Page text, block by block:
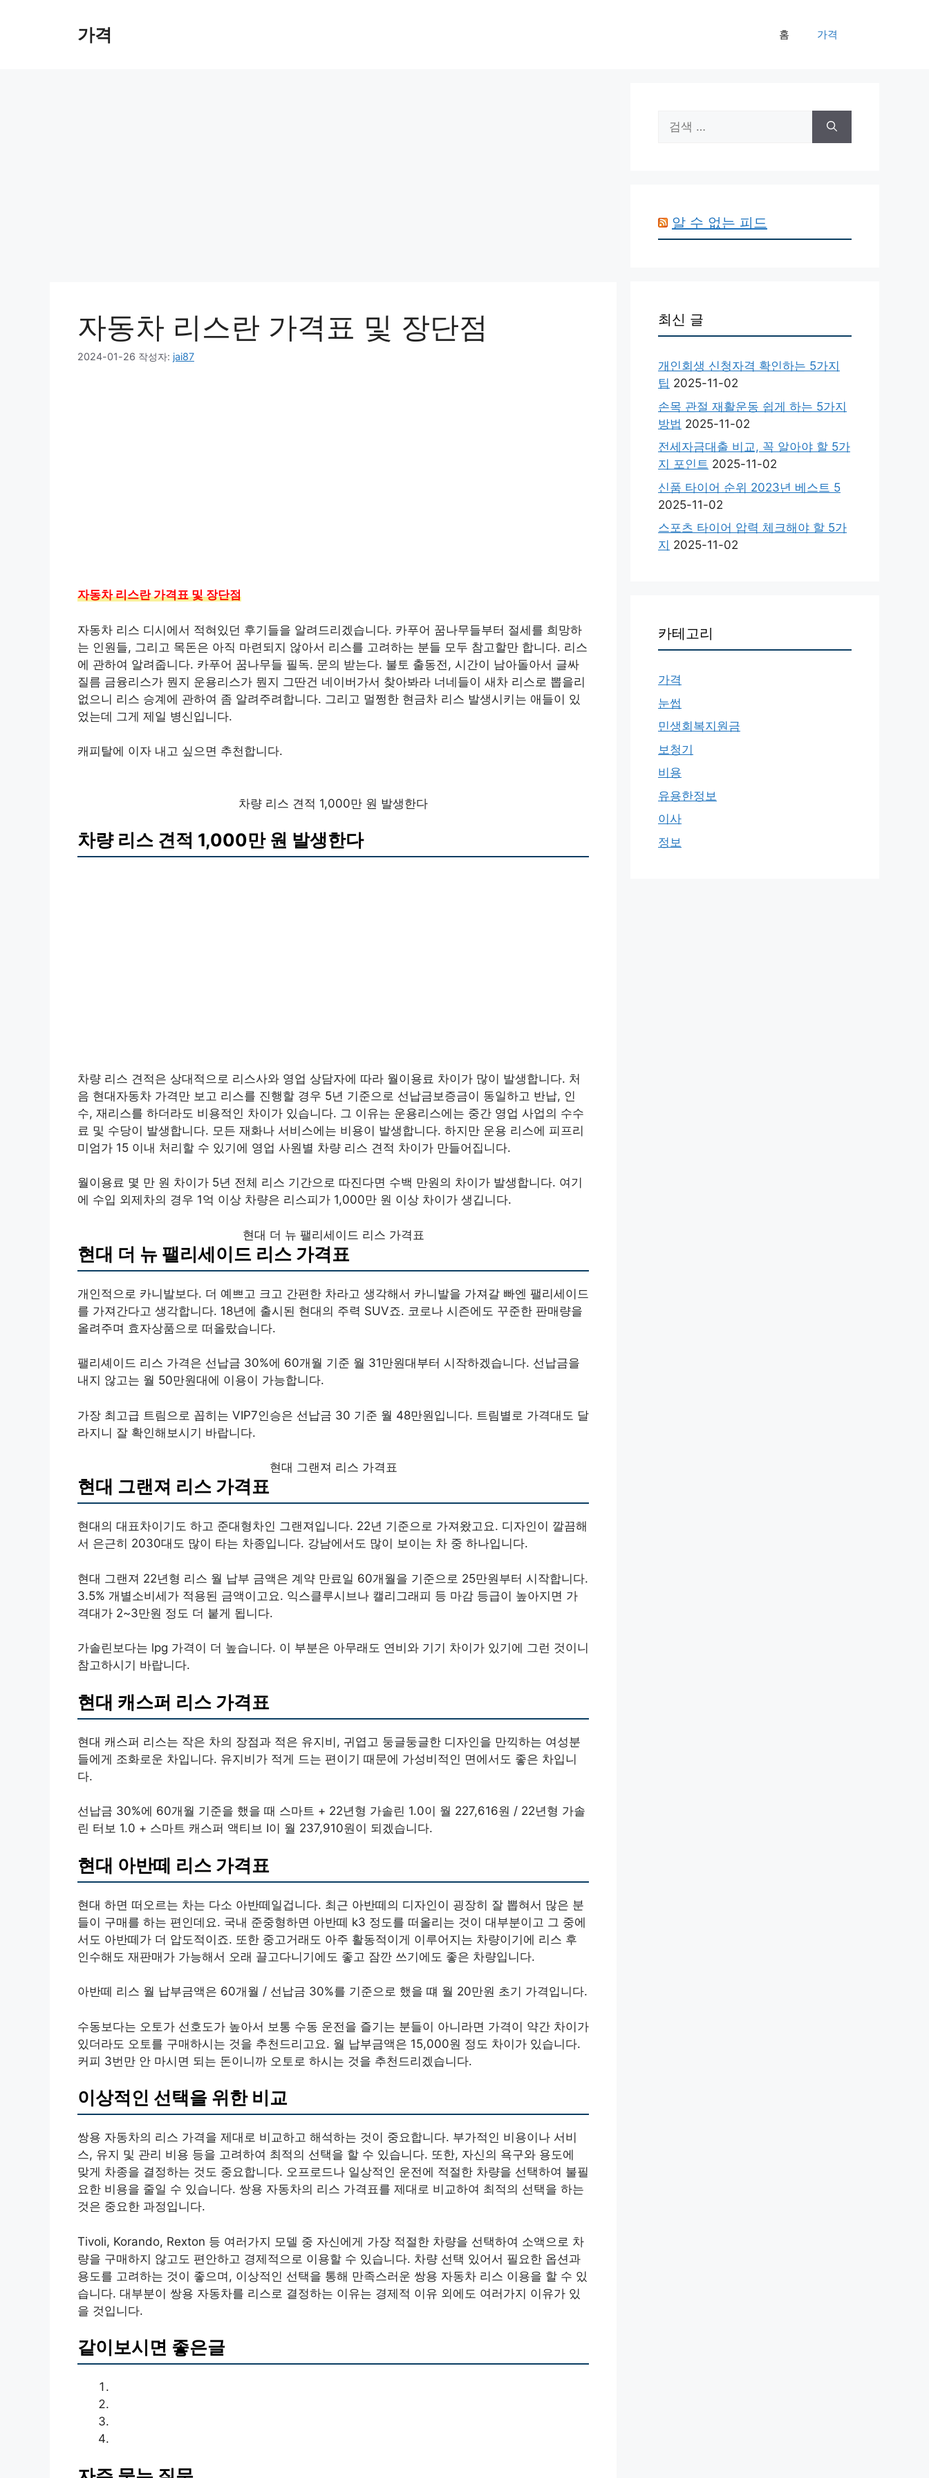
가격 홈 가격
자동차 리스란 가격표 및 장단점
2024-01-26 작성자: jai87
자동차 리스란 가격표 및 장단점
자동차 리스 디시에서 적혀있던 후기들을 알려드리겠습니다. 카푸어 꿈나무들부터 절세를 희망하
는 인원들, 그리고 목돈은 아직 마련되지 않아서 리스를 고려하는 분들 모두 참고할만 합니다. 리스
에 관하여 알려줍니다. 카푸어 꿈나무들 필독. 문의 받는다. 불토 출동전, 시간이 남아돌아서 글싸
질름 금융리스가 뭔지 운용리스가 뭔지 그딴건 네이버가서 찾아봐라 너네들이 새차 리스로 뽑을리
없으니 리스 승계에 관하여 좀 알려주려합니다. 그리고 멀쩡한 현금차 리스 발생시키는 애들이 있
었는데 그게 제일 병신입니다.
캐피탈에 이자 내고 싶으면 추천합니다.
차량 리스 견적 1,000만 원 발생한다
차량 리스 견적 1,000만 원 발생한다
차량 리스 견적은 상대적으로 리스사와 영업 상담자에 따라 월이용료 차이가 많이 발생합니다. 처
음 현대자동차 가격만 보고 리스를 진행할 경우 5년 기준으로 선납금보증금이 동일하고 반납, 인
수, 재리스를 하더라도 비용적인 차이가 있습니다. 그 이유는 운용리스에는 중간 영업 사업의 수수
료 및 수당이 발생합니다. 모든 재화나 서비스에는 비용이 발생합니다. 하지만 운용 리스에 피프리
미엄가 15 이내 처리할 수 있기에 영업 사원별 차량 리스 견적 차이가 만들어집니다.
월이용료 몇 만 원 차이가 5년 전체 리스 기간으로 따진다면 수백 만원의 차이가 발생합니다. 여기
에 수입 외제차의 경우 1억 이상 차량은 리스피가 1,000만 원 이상 차이가 생깁니다.
현대 더 뉴 팰리세이드 리스 가격표
현대 더 뉴 팰리세이드 리스 가격표
개인적으로 카니발보다. 더 예쁘고 크고 간편한 차라고 생각해서 카니발을 가져갈 빠엔 팰리세이드
를 가져간다고 생각합니다. 18년에 출시된 현대의 주력 SUV죠. 코로나 시즌에도 꾸준한 판매량을
올려주며 효자상품으로 떠올랐습니다.
팰리셰이드 리스 가격은 선납금 30%에 60개월 기준 월 31만원대부터 시작하겠습니다. 선납금을
내지 않고는 월 50만원대에 이용이 가능합니다.
가장 최고급 트림으로 꼽히는 VIP7인승은 선납금 30 기준 월 48만원입니다. 트림별로 가격대도 달
라지니 잘 확인해보시기 바랍니다.
현대 그랜져 리스 가격표
현대 그랜져 리스 가격표
현대의 대표차이기도 하고 준대형차인 그랜져입니다. 22년 기준으로 가져왔고요. 디자인이 깔끔해
서 은근히 2030대도 많이 타는 차종입니다. 강남에서도 많이 보이는 차 중 하나입니다.
현대 그랜져 22년형 리스 월 납부 금액은 계약 만료일 60개월을 기준으로 25만원부터 시작합니다.
3.5% 개별소비세가 적용된 금액이고요. 익스클루시브나 캘리그래피 등 마감 등급이 높아지면 가
격대가 2~3만원 정도 더 붙게 됩니다.
가솔린보다는 lpg 가격이 더 높습니다. 이 부분은 아무래도 연비와 기기 차이가 있기에 그런 것이니
참고하시기 바랍니다.
현대 캐스퍼 리스 가격표
현대 캐스퍼 리스는 작은 차의 장점과 적은 유지비, 귀엽고 둥글둥글한 디자인을 만끽하는 여성분
들에게 조화로운 차입니다. 유지비가 적게 드는 편이기 때문에 가성비적인 면에서도 좋은 차입니
다.
선납금 30%에 60개월 기준을 했을 때 스마트 + 22년형 가솔린 1.0이 월 227,616원 / 22년형 가솔
린 터보 1.0 + 스마트 캐스퍼 액티브 I이 월 237,910원이 되겠습니다.
현대 아반떼 리스 가격표
현대 하면 떠오르는 차는 다소 아반떼일겁니다. 최근 아반떼의 디자인이 굉장히 잘 뽑혀서 많은 분
들이 구매를 하는 편인데요. 국내 준중형하면 아반떼 k3 정도를 떠올리는 것이 대부분이고 그 중에
서도 아반떼가 더 압도적이죠. 또한 중고거래도 아주 활동적이게 이루어지는 차량이기에 리스 후
인수해도 재판매가 가능해서 오래 끌고다니기에도 좋고 잠깐 쓰기에도 좋은 차량입니다.
아반떼 리스 월 납부금액은 60개월 / 선납금 30%를 기준으로 했을 떄 월 20만원 초기 가격입니다.
수동보다는 오토가 선호도가 높아서 보통 수동 운전을 즐기는 분들이 아니라면 가격이 약간 차이가
있더라도 오토를 구매하시는 것을 추천드리고요. 월 납부금액은 15,000원 정도 차이가 있습니다.
커피 3번만 안 마시면 되는 돈이니까 오토로 하시는 것을 추천드리겠습니다.
이상적인 선택을 위한 비교
쌍용 자동차의 리스 가격을 제대로 비교하고 해석하는 것이 중요합니다. 부가적인 비용이나 서비
스, 유지 및 관리 비용 등을 고려하여 최적의 선택을 할 수 있습니다. 또한, 자신의 욕구와 용도에
맞게 차종을 결정하는 것도 중요합니다. 오프로드나 일상적인 운전에 적절한 차량을 선택하여 불필
요한 비용을 줄일 수 있습니다. 쌍용 자동차의 리스 가격표를 제대로 비교하여 최적의 선택을 하는
것은 중요한 과정입니다.
Tivoli, Korando, Rexton 등 여러가지 모델 중 자신에게 가장 적절한 차량을 선택하여 소액으로 차
량을 구매하지 않고도 편안하고 경제적으로 이용할 수 있습니다. 차량 선택 있어서 필요한 옵션과
용도를 고려하는 것이 좋으며, 이상적인 선택을 통해 만족스러운 쌍용 자동차 리스 이용을 할 수 있
습니다. 대부분이 쌍용 자동차를 리스로 결정하는 이유는 경제적 이유 외에도 여러가지 이유가 있
을 것입니다.
같이보시면 좋은글
색:
알 수 없는 피드
최신 글
개인회생 신청자격 확인하는 5가지
팁 2025-11-02
손목 관절 재활운동 쉽게 하는 5가지
방법 2025-11-02
전세자금대출 비교, 꼭 알아야 할 5가
지 포인트 2025-11-02
신품 타이어 순위 2023년 베스트 5
2025-11-02
스포츠 타이어 압력 체크해야 할 5가
지 2025-11-02
카테고리
가격
눈썹
민생회복지원금
보청기
비용
유용한정보
이사
정보